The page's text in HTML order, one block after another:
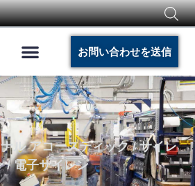
お問い合わせを送信
ル アコースティック/サイレ
/ 電子サイレン